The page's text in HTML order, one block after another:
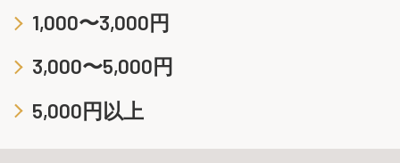
1,000〜3,000円
3,000〜5,000円
5,000円以上